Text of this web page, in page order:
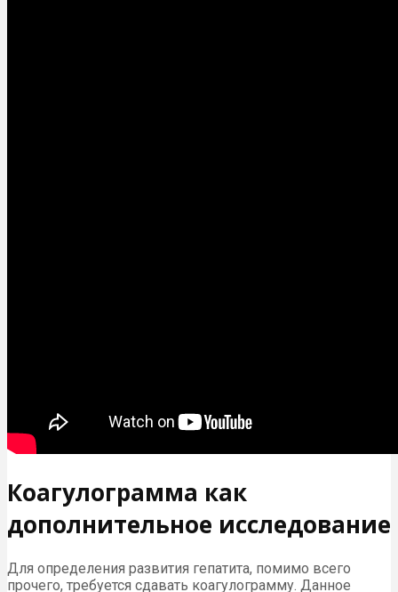
Коагулограмма как
дополнительное исследование
Для определения развития гепатита, помимо всего
прочего, требуется сдавать коагулограмму. Данное